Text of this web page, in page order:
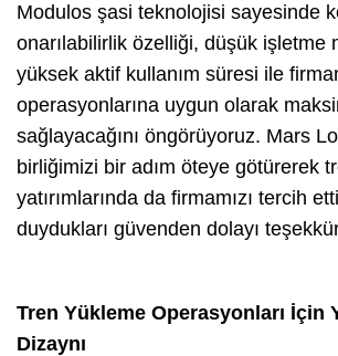
Modulos şasi teknolojisi sayesinde
onarılabilirlik özelliği, düşük işletme
yüksek aktif kullanım süresi ile
operasyonlarına uygun olarak
sağlayacağını öngörüyoruz. Mars
birliğimizi bir adım öteye götürerek
yatırımlarında da firmamızı tercih
duydukları güvenden dolayı
Tren Yükleme Operasyonları İçin
Dizaynı